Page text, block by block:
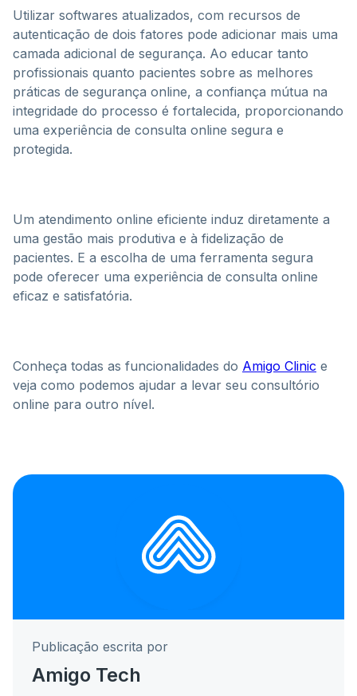
Utilizar softwares atualizados, com recursos de
autenticação de dois fatores pode adicionar mais uma
camada adicional de segurança. Ao educar tanto
profissionais quanto pacientes sobre as melhores
práticas de segurança online, a confiança mútua na
integridade do processo é fortalecida, proporcionando
uma experiência de consulta online segura e
protegida.
Um atendimento online eficiente induz diretamente a
uma gestão mais produtiva e à fidelização de
pacientes. E a escolha de uma ferramenta segura
pode oferecer uma experiência de consulta online
eficaz e satisfatória.
Conheça todas as funcionalidades do Amigo Clinic e
veja como podemos ajudar a levar seu consultório
online para outro nível.
Publicação escrita por
Amigo Tech